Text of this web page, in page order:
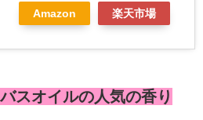
Amazon 楽天市場
スオイルの人気の香り